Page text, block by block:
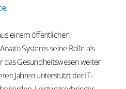
.
einem öffentlichen
Systems seine Rolle als
das Gesundheitswesen weiter
Jahren unterstützt der IT-